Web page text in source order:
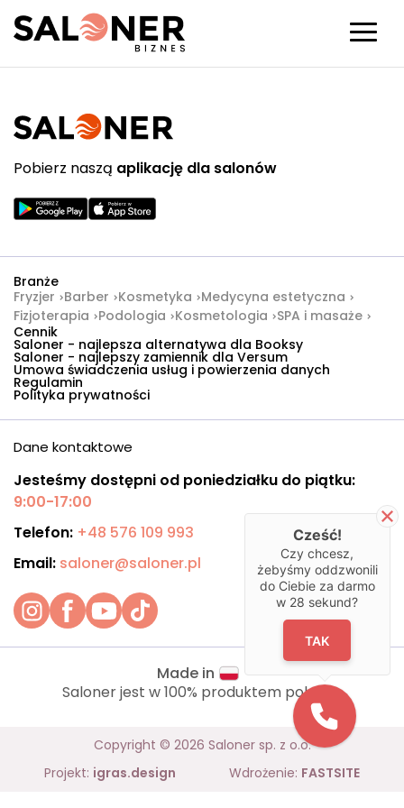
Pobierz naszą aplikację dla salonów
Branże
Fryzjer Barber Kosmetyka Medycyna estetyczna
Fizjoterapia Podologia Kosmetologia SPA i masaże
Cennik
Saloner - najlepsza alternatywa dla Booksy
Saloner - najlepszy zamiennik dla Versum
Umowa świadczenia usług i powierzenia danych
Regulamin
Polityka prywatności
Dane kontaktowe
Jesteśmy dostępni od poniedziałku do piątku:
9:00-17:00
Telefon: +48 576 109 993
Email: saloner@saloner.pl
Made in
Saloner jest w 100% produktem polskim.
Copyright © 2026 Saloner sp. z o.o.
Projekt: igras.design Wdrożenie: FASTSITE
Cześć!
Czy chcesz,
żebyśmy oddzwonili
do Ciebie za darmo
w 28 sekund?
TAK